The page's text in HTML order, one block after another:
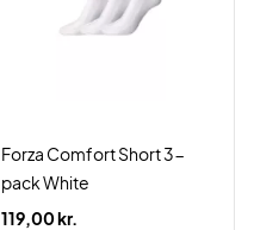
Forza Comfort Short 3-
pack White
119,00 kr.